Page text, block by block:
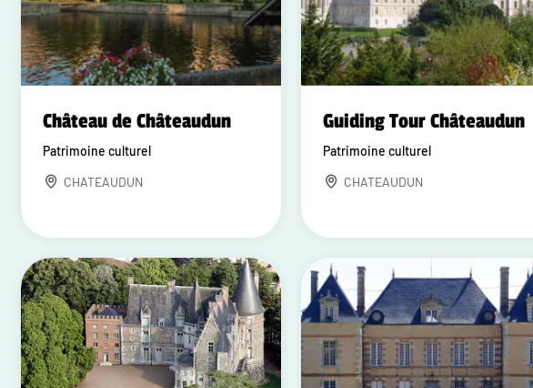
Château de Châteaudun
Patrimoine culturel
CHATEAUDUN
Guiding Tour Châteaudun
Patrimoine culturel
CHATEAUDUN